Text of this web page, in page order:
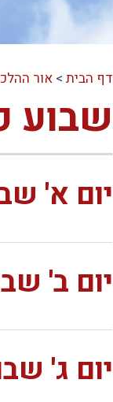
דף הבית> אור
שבוע
יום א'
יום ב'
יום ג'